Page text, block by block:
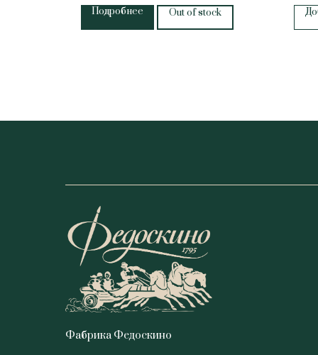
Подробнее Out of stock
Фабрика Федоскино